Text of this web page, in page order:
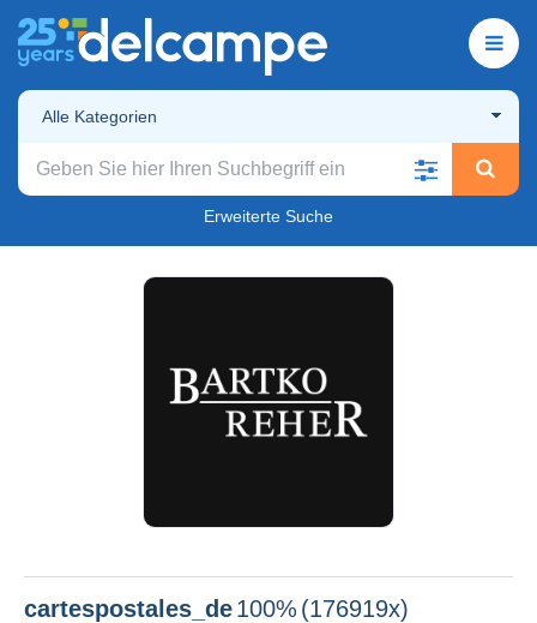
Alle Kategorien
Erweiterte Suche
cartespostales_de100% (176919x)